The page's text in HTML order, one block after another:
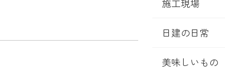
日建の日常
美味しいもの